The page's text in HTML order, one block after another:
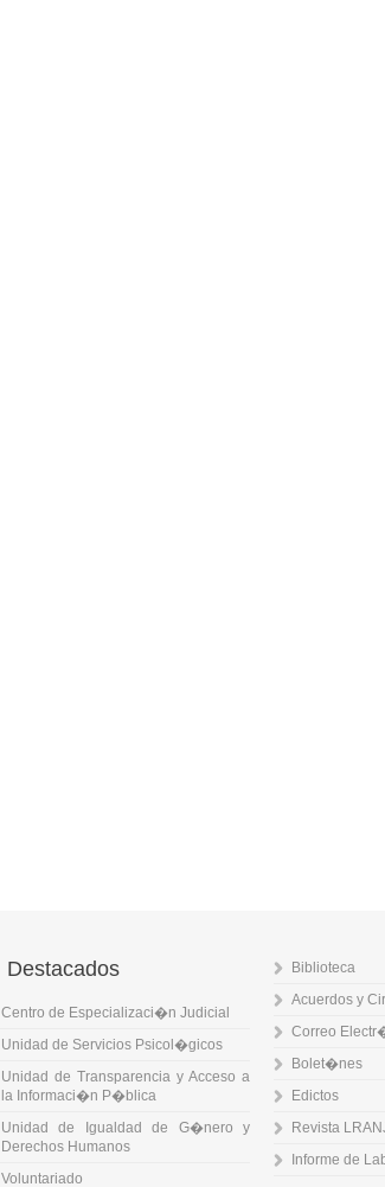
Destacados
Centro de Especializaci�n Judicial
Unidad de Servicios Psicol�gicos
Unidad de Transparencia y Acceso a
la Informaci�n P�blica
Unidad de Igualdad de G�nero y
Derechos Humanos
Voluntariado
Biblioteca
Acuerdos y
Correo
Bolet�nes
Edictos
Revista
Informe de